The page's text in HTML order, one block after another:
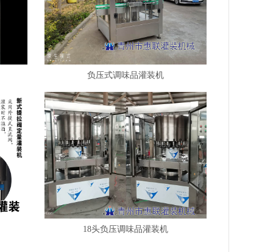
负压式调味品灌装机
18头负压调味品灌装机